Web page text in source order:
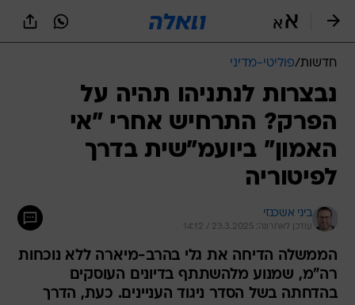
חדשות/פוליטי-מדיני
נבצרות לנתניהו תהיה על
הפרק? התרחיש אחרי "אי
האמון" ביועמ"שית בדרך
לפיטוריה
ביני אשכנזי
עודכן לאחרונה: 23.3.2025 / 14:12
הממשלה הדיחה את גלי בהרב-מיארה ללא נוכחות
רה"מ, שמנוע מלהשתתף בדיונים העוסקים
בהדחתה בשל הסדר ניגוד העניינים. כעת, הדרך